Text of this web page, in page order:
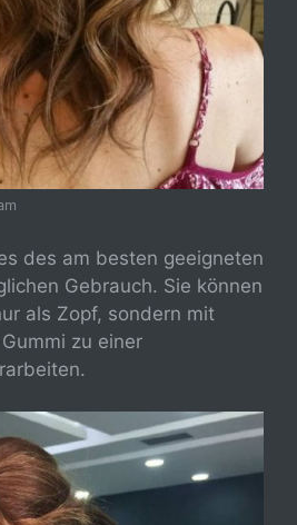
des am besten geeigneten
Gebrauch. Sie können
als Zopf, sondern mit
zu einer